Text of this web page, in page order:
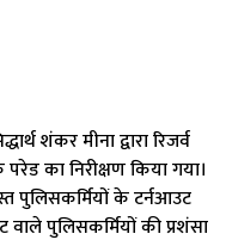
शंकर मीना द्वारा रिजर्व
का निरीक्षण किया गया।
पुलिसकर्मियों के टर्नआउट
पुलिसकर्मियों की प्रशंसा